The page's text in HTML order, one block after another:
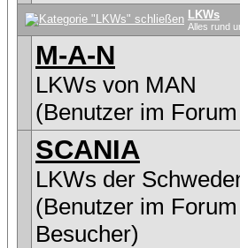
LKWs
Alles rund
M-A-N
LKWs von MAN
(Benutzer im
SCANIA
LKWs der
(Benutzer im
Besucher)